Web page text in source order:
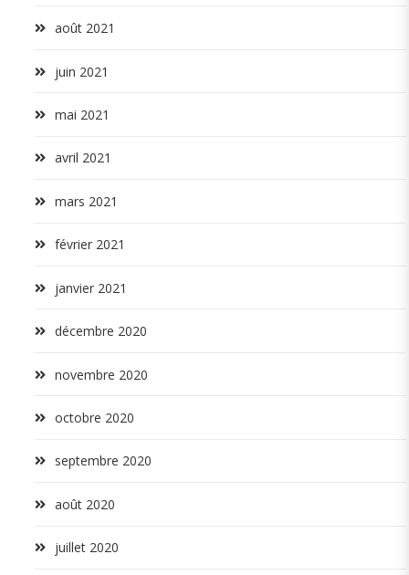
août 2021
juin 2021
mai 2021
avril 2021
mars 2021
février 2021
janvier 2021
décembre 2020
novembre 2020
octobre 2020
septembre 2020
août 2020
juillet 2020